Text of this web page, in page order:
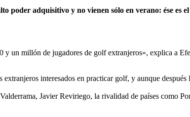
poder adquisitivo y no vienen sólo en verano: ése
un millón de jugadores de golf extranjeros», explica a
interesados en practicar golf, y aunque
Javier Reviriego, la rivalidad de países como